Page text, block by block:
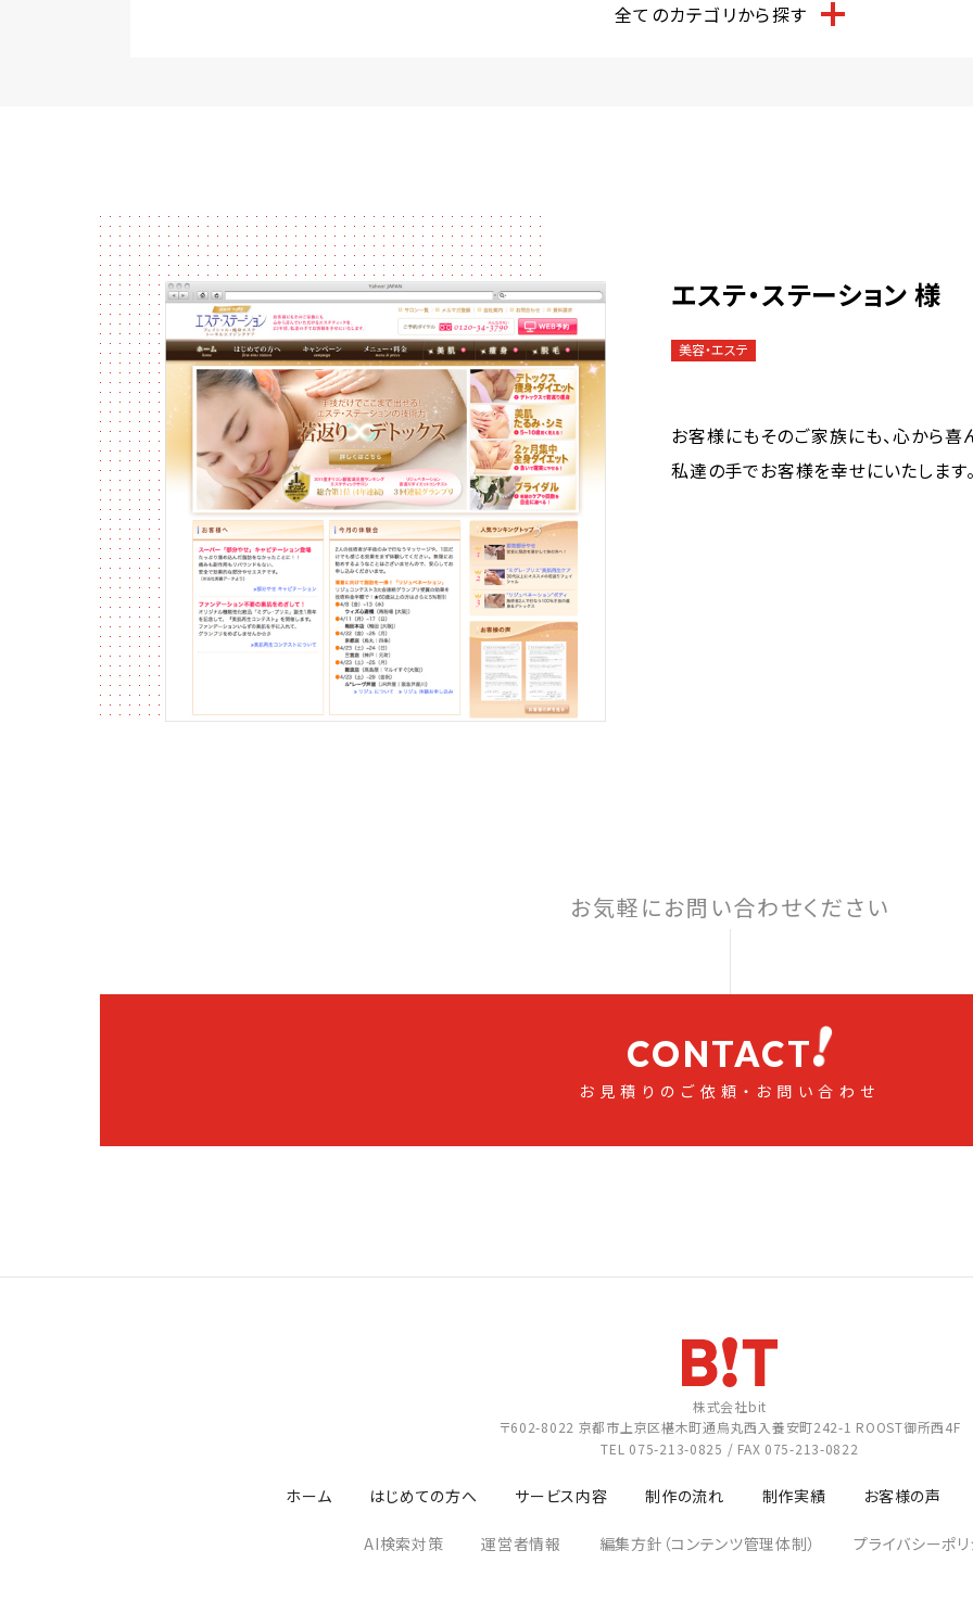
全てのカテゴリから探す
エステ・ステーション 様
美容・エステ
お客様にもそのご家族にも、心から喜
私達の手でお客様を幸せにいたします。
お気軽にお問い合わせください
CONTACT
お見積りのご依頼・お問い合わせ
株式会社bit
〒602-8022 京都市上京区椹木町通烏丸西入養安町242-1 ROOST御所西4F
TEL 075-213-0825 / FAX 075-213-0822
ホーム はじめての方へ サービス内容 制作の流れ 制作実績 お客様の声
AI検索対策 運営者情報 編集方針（コンテンツ管理体制） プライバシーポ